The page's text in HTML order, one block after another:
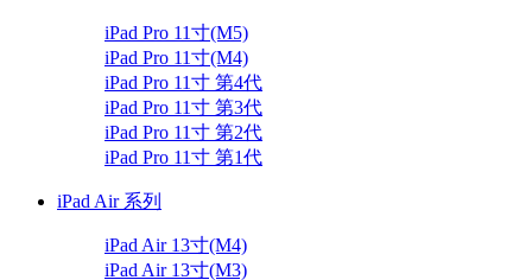
iPad Pro 11寸(M5)
iPad Pro 11寸(M4)
iPad Pro 11寸 第4代
iPad Pro 11寸 第3代
iPad Pro 11寸 第2代
iPad Pro 11寸 第1代
iPad Air 系列
iPad Air 13寸(M4)
iPad Air 13寸(M3)